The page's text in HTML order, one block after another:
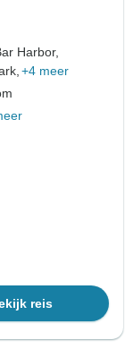
Harbor,
+4 meer
reis